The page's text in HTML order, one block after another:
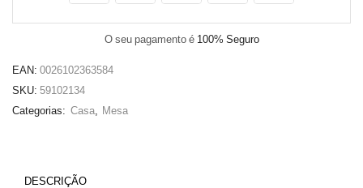
O seu pagamento é 100% Seguro
EAN: 0026102363584
SKU: 59102134
Categorias: Casa, Mesa
DESCRIÇÃO